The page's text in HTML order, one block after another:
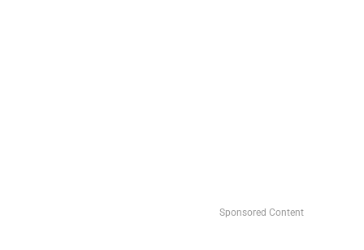
Sponsored Content